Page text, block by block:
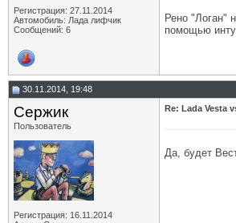
Регистрация: 27.11.2014
Автомобиль: Лада лифчик
Сообщений: 6
Рено "Логан"
помощью
30.11.2014, 19:48
Сержик
Пользователь
Регистрация: 16.11.2014
Re: Lada Vesta
Да, будет